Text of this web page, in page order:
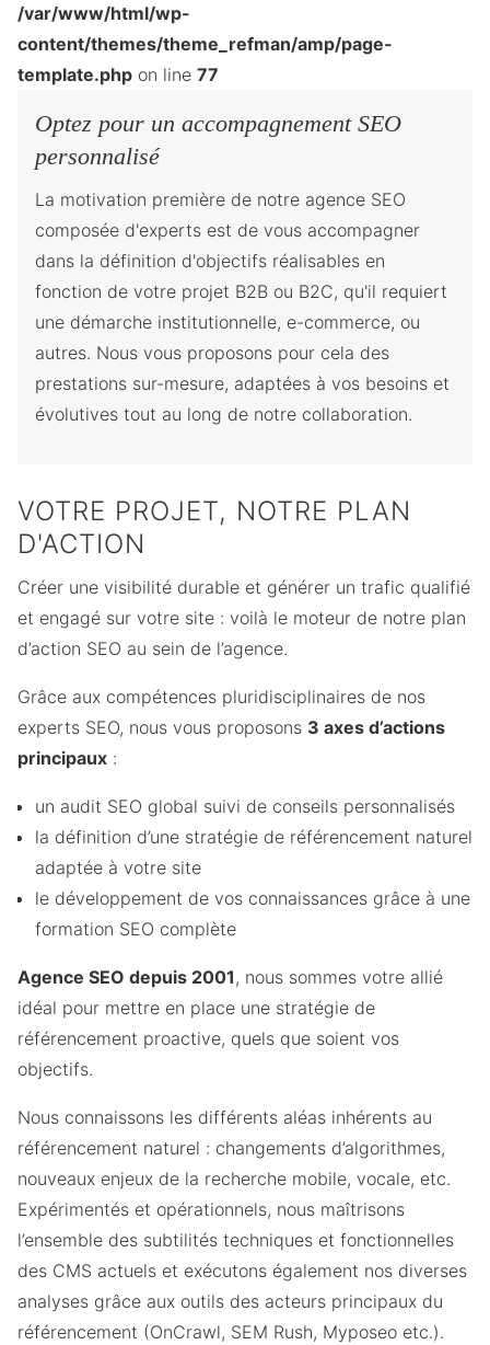
/var/www/html/wp-
content/themes/theme_refman/amp/page-
template.php on line 77
Optez pour un accompagnement SEO
personnalisé
La motivation première de notre agence SEO
composée d'experts est de vous accompagner
dans la définition d'objectifs réalisables en
fonction de votre projet B2B ou B2C, qu'il requiert
une démarche institutionnelle, e-commerce, ou
autres. Nous vous proposons pour cela des
prestations sur-mesure, adaptées à vos besoins et
évolutives tout au long de notre collaboration.
VOTRE PROJET, NOTRE PLAN
D'ACTION
Créer une visibilité durable et générer un trafic qualifié
et engagé sur votre site : voilà le moteur de notre plan
d’action SEO au sein de l’agence.
Grâce aux compétences pluridisciplinaires de nos
experts SEO, nous vous proposons 3 axes d’actions
principaux :
un audit SEO global suivi de conseils personnalisés
la définition d’une stratégie de référencement naturel
adaptée à votre site
le développement de vos connaissances grâce à une
formation SEO complète
Agence SEO depuis 2001, nous sommes votre allié
idéal pour mettre en place une stratégie de
référencement proactive, quels que soient vos
objectifs.
Nous connaissons les différents aléas inhérents au
référencement naturel : changements d’algorithmes,
nouveaux enjeux de la recherche mobile, vocale, etc.
Expérimentés et opérationnels, nous maîtrisons
l’ensemble des subtilités techniques et fonctionnelles
des CMS actuels et exécutons également nos diverses
analyses grâce aux outils des acteurs principaux du
référencement (OnCrawl, SEM Rush, Myposeo etc.).